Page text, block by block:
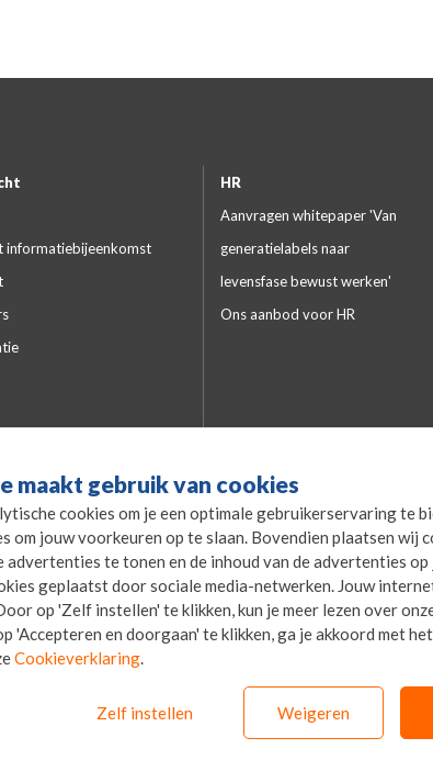
maakt gebruik van cookies
cookies om je een optimale gebruikerservaring te
om jouw voorkeuren op te slaan. Bovendien plaatsen wij
advertenties te tonen en de inhoud van de advertenties
geplaatst door sociale media-netwerken. Jouw
op 'Zelf instellen' te klikken, kun je meer lezen over
'Accepteren en doorgaan' te klikken, ga je akkoord met
Cookieverklaring.
Zelf instellen Weigeren
informatiebijeenkomst
HR
Aanvragen whitepaper 'Van
generatielabels naar
levensfase bewust werken'
Ons aanbod voor HR